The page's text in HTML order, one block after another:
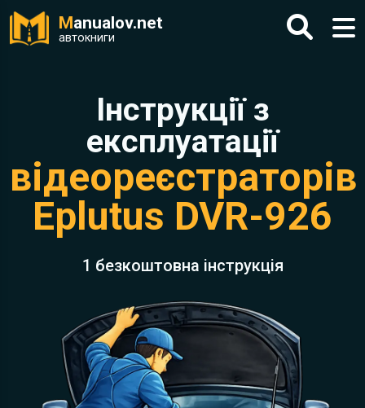
Manualov.net
автокниги
Інструкції з
експлуатації
відеореєстраторів
Eplutus DVR-926
1 безкоштовна інструкція